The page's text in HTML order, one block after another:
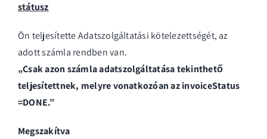
státusz
Ön teljesítette Adatszolgáltatási kötelezettségét, az
adott számla rendben van.
„Csak azon számla adatszolgáltatása tekinthető
teljesítettnek, melyre vonatkozóan az invoiceStatus
=DONE.”
Megszakítva